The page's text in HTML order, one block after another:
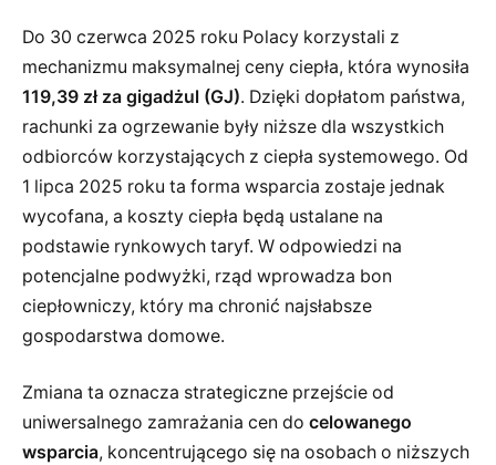
Do 30 czerwca 2025 roku Polacy korzystali z
mechanizmu maksymalnej ceny ciepła, która wynosiła
119,39 zł za gigadżul (GJ). Dzięki dopłatom państwa,
rachunki za ogrzewanie były niższe dla wszystkich
odbiorców korzystających z ciepła systemowego. Od
1 lipca 2025 roku ta forma wsparcia zostaje jednak
wycofana, a koszty ciepła będą ustalane na
podstawie rynkowych taryf. W odpowiedzi na
potencjalne podwyżki, rząd wprowadza bon
ciepłowniczy, który ma chronić najsłabsze
gospodarstwa domowe.
Zmiana ta oznacza strategiczne przejście od
uniwersalnego zamrażania cen do celowanego
wsparcia, koncentrującego się na osobach o niższych